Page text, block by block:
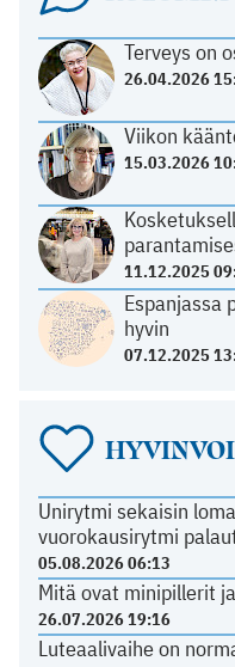
Terveys on
26.04.2026
Viikon
15.03.2026
11.12.2025
Espanjassa
hyvin
07.12.2025
Unirytmi sekaisin
vuorokausirytmi
05.08.2026 06:13
Mitä ovat minipillerit
26.07.2026 19:16
Luteaalivaihe on